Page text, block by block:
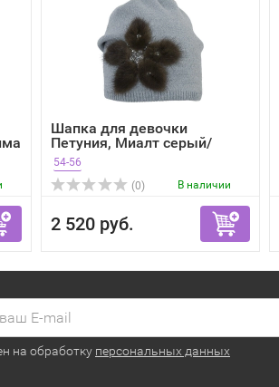
Шапка для девочки
Петуния, Миалт серый/
мела...
54-56
(0)
В наличии
2 520 руб.
на обработку персональных данных